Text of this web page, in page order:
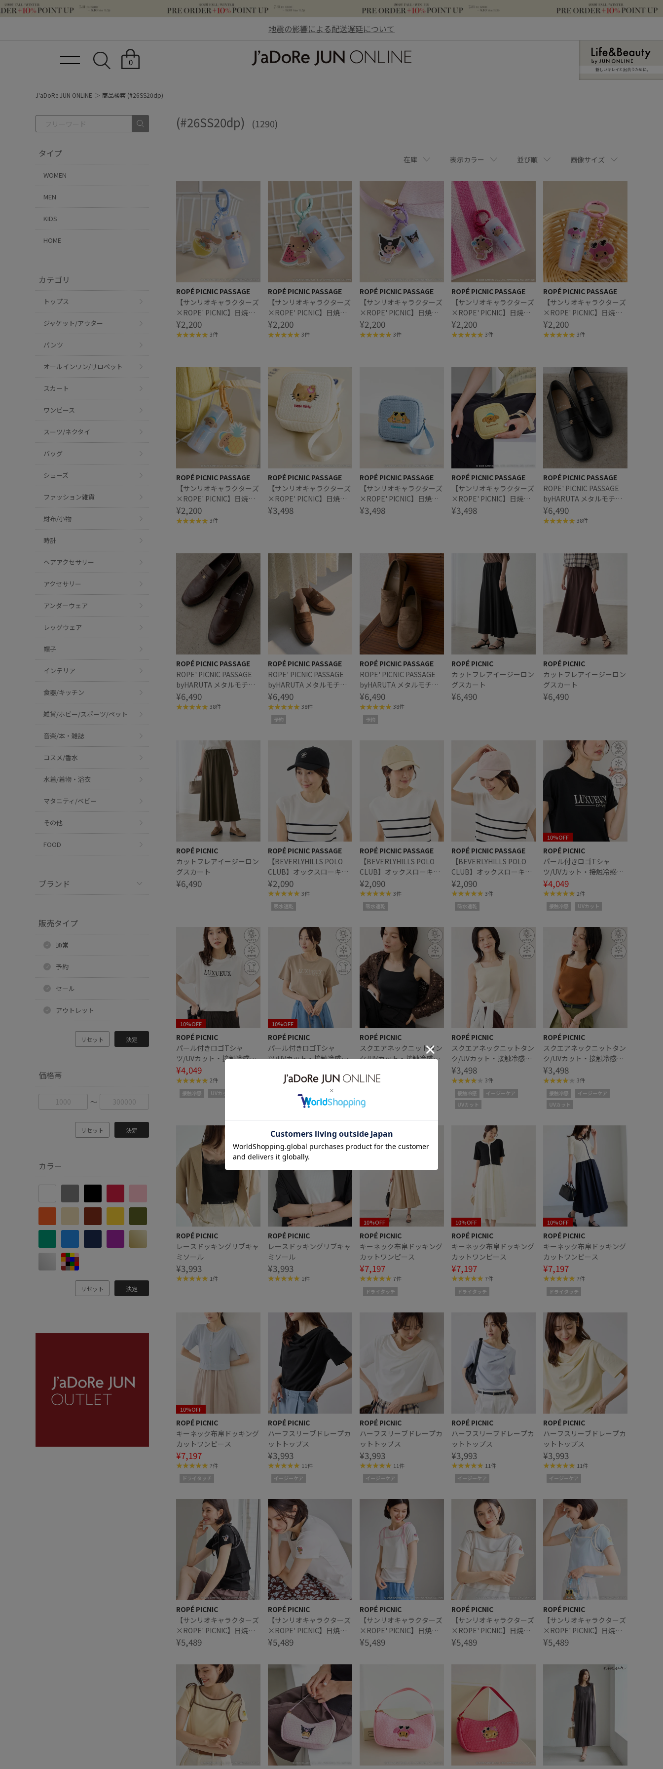
地震の影響による配送遅延について
0
新しいキレイと出合うために。
J'aDoRe JUN ONLINE 商品検索 (#26SS20dp)
タイプ
WOMEN
MEN
KIDS
HOME
カテゴリ
トップス
ジャケット/アウター
パンツ
オールインワン/サロペット
スカート
ワンピース
スーツ/ネクタイ
バッグ
シューズ
ファッション雑貨
財布/小物
時計
ヘアアクセサリー
アクセサリー
アンダーウェア
レッグウェア
帽子
インテリア
食器/キッチン
雑貨/ホビー/スポーツ/ペット
音楽/本・雑誌
コスメ/香水
水着/着物・浴衣
マタニティ/ベビー
その他
FOOD
ブランド
販売タイプ
通常
予約
セール
アウトレット
リセット 決定
価格帯
〜
リセット 決定
カラー
リセット 決定
(#26SS20dp) (1290)
在庫 表示カラー 並び順 画像サイズ
ROPÉ PICNIC PASSAGE
【サンリオキャラクターズ
×ROPE' PICNIC】日焼け
デザイン ミラーチャーム付
きリップバーム
¥2,200
3件
ROPÉ PICNIC PASSAGE
【サンリオキャラクターズ
×ROPE' PICNIC】日焼け
デザイン ミラーチャーム付
きリップバーム
¥2,200
3件
ROPÉ PICNIC PASSAGE
【サンリオキャラクターズ
×ROPE' PICNIC】日焼け
デザイン ミラーチャーム付
きリップバーム
¥2,200
3件
ROPÉ PICNIC PASSAGE
【サンリオキャラクターズ
×ROPE' PICNIC】日焼け
デザイン ミラーチャーム付
きリップバーム
¥2,200
3件
ROPÉ PICNIC PASSAGE
【サンリオキャラクターズ
×ROPE' PICNIC】日焼け
デザイン ミラーチャーム付
きリップバーム
¥2,200
3件
ROPÉ PICNIC PASSAGE
【サンリオキャラクターズ
×ROPE' PICNIC】日焼け
デザイン ミラーチャーム付
きリップバーム
¥2,200
3件
ROPÉ PICNIC PASSAGE
【サンリオキャラクターズ
×ROPE' PICNIC】日焼け
デザイン ハンドストラップ
¥3,498
ROPÉ PICNIC PASSAGE
【サンリオキャラクターズ
×ROPE' PICNIC】日焼け
デザイン ハンドストラップ
¥3,498
ROPÉ PICNIC PASSAGE
【サンリオキャラクターズ
×ROPE' PICNIC】日焼け
デザイン ハンドストラップ
¥3,498
ROPÉ PICNIC PASSAGE
ROPE' PICNIC PASSAGE
byHARUTA メタルモチー
フローファー
¥6,490
38件
ROPÉ PICNIC PASSAGE
ROPE' PICNIC PASSAGE
byHARUTA メタルモチー
フローファー
¥6,490
38件
ROPÉ PICNIC PASSAGE
ROPE' PICNIC PASSAGE
byHARUTA メタルモチー
フローファー
¥6,490
38件
予約
ROPÉ PICNIC PASSAGE
ROPE' PICNIC PASSAGE
byHARUTA メタルモチー
フローファー
¥6,490
38件
予約
ROPÉ PICNIC
カットフレアイージーロン
グスカート
¥6,490
ROPÉ PICNIC
カットフレアイージーロン
グスカート
¥6,490
ROPÉ PICNIC
カットフレアイージーロン
グスカート
¥6,490
ROPÉ PICNIC PASSAGE
【BEVERLYHILLS POLO
CLUB】オックスローキャ
ップ/吸水速乾
¥2,090
3件
吸水速乾
ROPÉ PICNIC PASSAGE
【BEVERLYHILLS POLO
CLUB】オックスローキャ
ップ/吸水速乾
¥2,090
3件
吸水速乾
ROPÉ PICNIC PASSAGE
【BEVERLYHILLS POLO
CLUB】オックスローキャ
ップ/吸水速乾
¥2,090
3件
吸水速乾
10%OFF
ROPÉ PICNIC
パール付きロゴTシャ
ツ/UVカット・接触冷感・
汗染み防止
¥4,049
2件
接触冷感 UVカット
10%OFF
ROPÉ PICNIC
パール付きロゴTシャ
ツ/UVカット・接触冷感・
汗染み防止
¥4,049
2件
接触冷感 UVカット
10%OFF
ROPÉ PICNIC
パール付きロゴTシャ
ツ/UVカット・接触冷感・
2件
UVカット
ROPÉ PICNIC
スクエアネックニットタン
ク/UVカット・接触冷感・
ROPÉ PICNIC
スクエアネックニットタン
ク/UVカット・接触冷感・
イージーケア
¥3,498
3件
接触冷感
イージーケア
UVカット
ROPÉ PICNIC
スクエアネックニットタン
ク/UVカット・接触冷感・
イージーケア
¥3,498
3件
接触冷感
イージーケア
UVカット
ROPÉ PICNIC
レースドッキングリブキャ
ミソール
¥3,993
1件
ROPÉ PICNIC
レースドッキングリブキャ
ミソール
¥3,993
1件
10%OFF
ROPÉ PICNIC
キーネック布帛ドッキング
カットワンピース
¥7,197
7件
ドライタッチ
10%OFF
ROPÉ PICNIC
キーネック布帛ドッキング
カットワンピース
¥7,197
7件
ドライタッチ
10%OFF
ROPÉ PICNIC
キーネック布帛ドッキング
カットワンピース
¥7,197
7件
ドライタッチ
10%OFF
ROPÉ PICNIC
キーネック布帛ドッキング
カットワンピース
¥7,197
7件
ドライタッチ
ROPÉ PICNIC
ハーフスリーブドレープカ
ットトップス
¥3,993
11件
イージーケア
ROPÉ PICNIC
ハーフスリーブドレープカ
ットトップス
¥3,993
11件
イージーケア
ROPÉ PICNIC
ハーフスリーブドレープカ
ットトップス
¥3,993
11件
イージーケア
ROPÉ PICNIC
ハーフスリーブドレープカ
ットトップス
¥3,993
11件
イージーケア
ROPÉ PICNIC
【サンリオキャラクターズ
×ROPE' PICNIC】日焼け
デザイン キャミソールレイ
¥5,489
ROPÉ PICNIC
【サンリオキャラクターズ
×ROPE' PICNIC】日焼け
デザイン キャミソールレイ
¥5,489
ROPÉ PICNIC
【サンリオキャラクターズ
×ROPE' PICNIC】日焼け
デザイン キャミソールレイ
¥5,489
ROPÉ PICNIC
【サンリオキャラクターズ
×ROPE' PICNIC】日焼け
デザイン キャミソールレイ
¥5,489
ROPÉ PICNIC
【サンリオキャラクターズ
×ROPE' PICNIC】日焼け
デザイン キャミソールレイ
¥5,489